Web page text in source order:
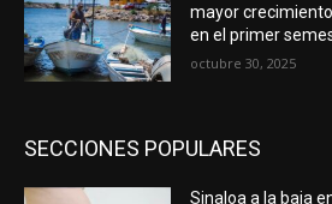
mayor
en el primer
octubre 30, 2025
SECCIONES POPULARES
Sinaloa a la baja